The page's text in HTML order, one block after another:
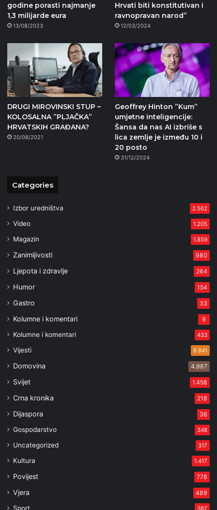
godine porasti najmanje
1,3 milijarde eura
13/08/2023
Hrvati biti konstitutivan i
ravnopravan narod”
12/03/2024
DRUGI MIROVINSKI STUP –
KOLOSALNA ”PLJAČKA”
HRVATSKIH GRAĐANA?
20/08/2021
Geoffrey Hinton ”Kum”
umjetne inteligencije:
Šansa da nas AI izbriše s
lica zemlje je između 10 i
20 posto
31/12/2024
Categories
Izbor uredništva 2.562
Video 1.205
Magazin 1.859
Zanimljivosti 980
Ljepota i zdravlje 264
Humor 154
Gastro 33
Kolumne i komentari 9
Kolumne i komentari 433
Vijesti 6.841
Domovina 4.987
Svijet 1.458
Crna kronika 218
Dijaspora 36
Gospodarstvo 348
Uncategorized 317
Kultura 1.417
Povijest 778
Vjera 489
Sport 387